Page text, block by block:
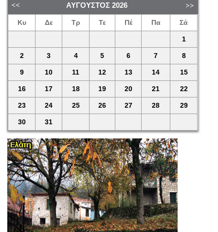
ΑΎΓΟΥΣΤΟΣ 2026
Κυ Δε Τρ Τε Πέ Πα Σά
1
2 3 4 5 6 7 8
9 10 11 12 13 14 15
16 17 18 19 20 21 22
23 24 25 26 27 28 29
30 31